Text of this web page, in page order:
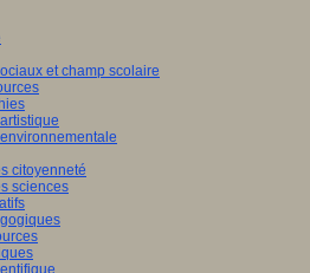
et champ scolaire
citoyenneté
sciences